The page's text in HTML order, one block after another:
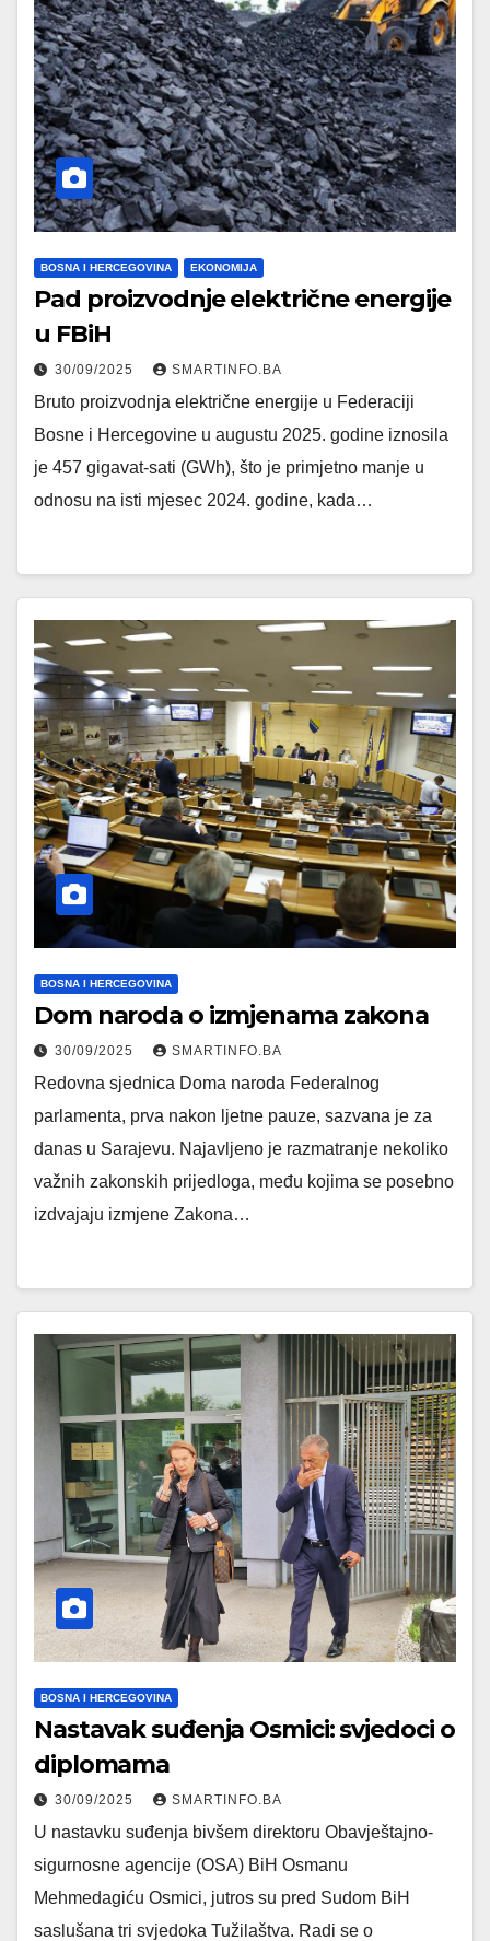
BOSNA I HERCEGOVINA EKONOMIJA
Pad proizvodnje električne energije
u FBiH
30/09/2025 SMARTINFO.BA
Bruto proizvodnja električne energije u Federaciji
Bosne i Hercegovine u augustu 2025. godine iznosila
je 457 gigavat-sati (GWh), što je primjetno manje u
odnosu na isti mjesec 2024. godine, kada…
BOSNA I HERCEGOVINA
Dom naroda o izmjenama zakona
30/09/2025 SMARTINFO.BA
Redovna sjednica Doma naroda Federalnog
parlamenta, prva nakon ljetne pauze, sazvana je za
danas u Sarajevu. Najavljeno je razmatranje nekoliko
važnih zakonskih prijedloga, među kojima se posebno
izdvajaju izmjene Zakona…
BOSNA I HERCEGOVINA
Nastavak suđenja Osmici: svjedoci o
diplomama
30/09/2025 SMARTINFO.BA
U nastavku suđenja bivšem direktoru Obavještajno-
sigurnosne agencije (OSA) BiH Osmanu
Mehmedagiću Osmici, jutros su pred Sudom BiH
saslušana tri svjedoka Tužilaštva. Radi se o